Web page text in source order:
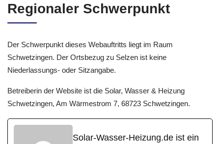
Regionaler Schwerpunkt
Der Schwerpunkt dieses Webauftritts liegt im Raum
Schwetzingen. Der Ortsbezug zu Selzen ist keine
Niederlassungs- oder Sitzangabe.
Betreiberin der Website ist die Solar, Wasser & Heizung
Schwetzingen, Am Wärmestrom 7, 68723 Schwetzingen.
Solar-Wasser-Heizung.de ist ein